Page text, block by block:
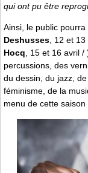
qui ont pu être
Ainsi, le public
Deshusses, 12 et
Hocq, 15 et 16 avril /
percussions, des
du dessin, du jazz,
féminisme, de la
menu de cette